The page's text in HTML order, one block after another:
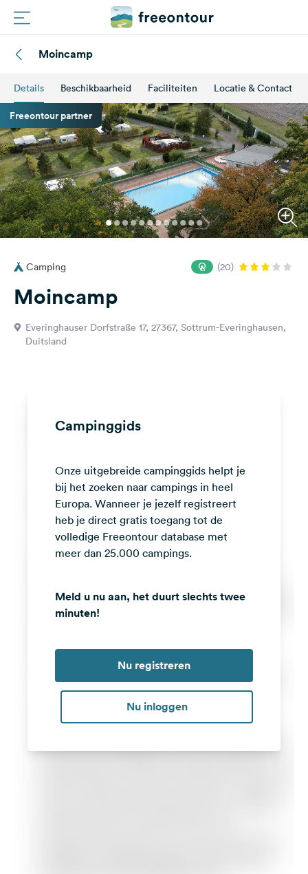
Campings
Magazine
Partners
Registreren
Inloggen
Vragen &
Feedback
Taal:
Facebook
Instagram
Moincamp
Details Beschikbaarheid Faciliteiten Locatie & Contact
Freeontour partner
Camping (20)
Moincamp
Everinghauser Dorfstraße 17, 27367, Sottrum-Everinghausen,
Duitsland
Campinggids
Onze uitgebreide campinggids helpt je
bij het zoeken naar campings in heel
Europa. Wanneer je jezelf registreert
heb je direct gratis toegang tot de
volledige Freeontour database met
meer dan 25.000 campings.
Meld u nu aan, het duurt slechts twee
minuten!
Nu registreren
Nu inloggen